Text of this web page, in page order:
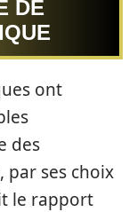
DE
ont
des
par ses choix
le rapport